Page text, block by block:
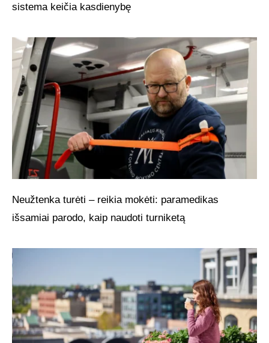
sistema keičia kasdienybę
Neužtenka turėti – reikia mokėti: paramedikas
išsamiai parodo, kaip naudoti turniketą